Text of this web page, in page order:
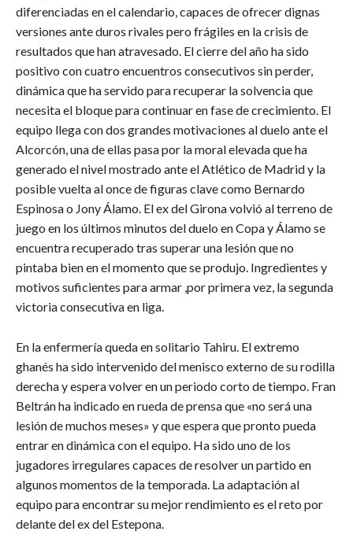
diferenciadas en el calendario, capaces de ofrecer dignas
versiones ante duros rivales pero frágiles en la crisis de
resultados que han atravesado. El cierre del año ha sido
positivo con cuatro encuentros consecutivos sin perder,
dinámica que ha servido para recuperar la solvencia que
necesita el bloque para continuar en fase de crecimiento. El
equipo llega con dos grandes motivaciones al duelo ante el
Alcorcón, una de ellas pasa por la moral elevada que ha
generado el nivel mostrado ante el Atlético de Madrid y la
posible vuelta al once de figuras clave como Bernardo
Espinosa o Jony Álamo. El ex del Girona volvió al terreno de
juego en los últimos minutos del duelo en Copa y Álamo se
encuentra recuperado tras superar una lesión que no
pintaba bien en el momento que se produjo. Ingredientes y
motivos suficientes para armar ,por primera vez, la segunda
victoria consecutiva en liga.
En la enfermería queda en solitario Tahiru. El extremo
ghanés ha sido intervenido del menisco externo de su rodilla
derecha y espera volver en un periodo corto de tiempo. Fran
Beltrán ha indicado en rueda de prensa que «no será una
lesión de muchos meses» y que espera que pronto pueda
entrar en dinámica con el equipo. Ha sido uno de los
jugadores irregulares capaces de resolver un partido en
algunos momentos de la temporada. La adaptación al
equipo para encontrar su mejor rendimiento es el reto por
delante del ex del Estepona.